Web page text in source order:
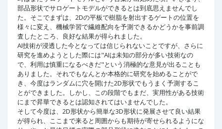
部品形状でサロゲートモデルができるとは到底思えませんでし
た。そこでまずは、2Dの平板で樹脂を射出するゲートの位置を
様々に変え、機械学習で繊維配向を予測できるかどうかを事前調
査したところ、良好な結果が得られました。
AI技術が浸透した今となっては信じられないことですが、さらに
研究を進めようとした際には"AIは未知の部分が多い技術なの
で、利用は慎重になるべきだ"という消極的な意見が出ることも
ありました。それでもなんとか本格的に研究を始めることがで
き、今度はランダムに穴を開けた2D形状でもうまく予測するこ
とができました。しかし、この段階でもまだ、実用性がある技術
にまで昇華できるとは認知されてはいませんでした。
そして今度は、2D形状から簡単な3D形状に発展させて良い結果
が得られ、ここまで来ると周囲からも期待が寄せられるようにな